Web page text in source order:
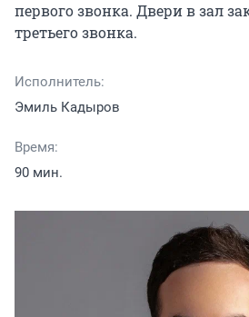
первого звонка. Двери в зал
третьего звонка.
Исполнитель:
Эмиль Кадыров
Время:
90 мин.